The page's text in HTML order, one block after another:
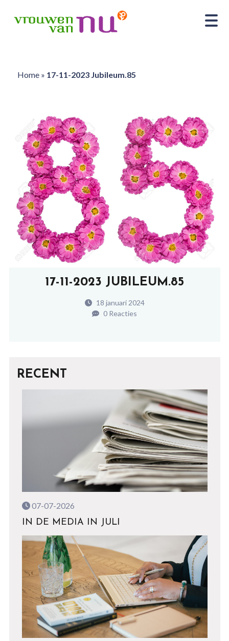
Home» 17-11-2023 Jubileum.85
17-11-2023 JUBILEUM.85
18 januari 2024
0 Reacties
RECENT
07-07-2026
IN DE MEDIA IN JULI